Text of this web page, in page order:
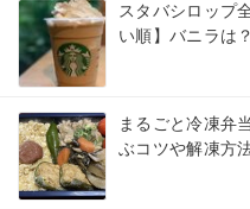
スタバシロップ
い順】バニラは？
まるごと冷凍弁
ぶコツや解凍方